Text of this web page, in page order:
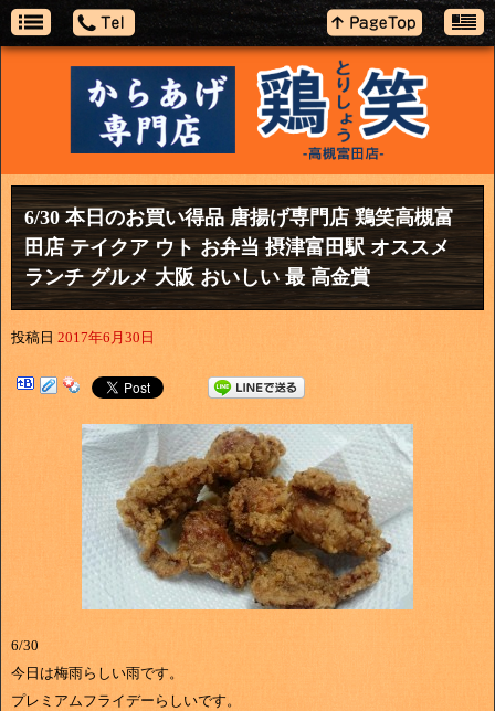
6/30 本日のお買い得品 唐揚げ専門店 鶏笑高槻富
田店 テイクア ウト お弁当 摂津富田駅 オススメ
ランチ グルメ 大阪 おいしい 最 高金賞
投稿日 2017年6月30日
6/30
今日は梅雨らしい雨です。
プレミアムフライデーらしいです。